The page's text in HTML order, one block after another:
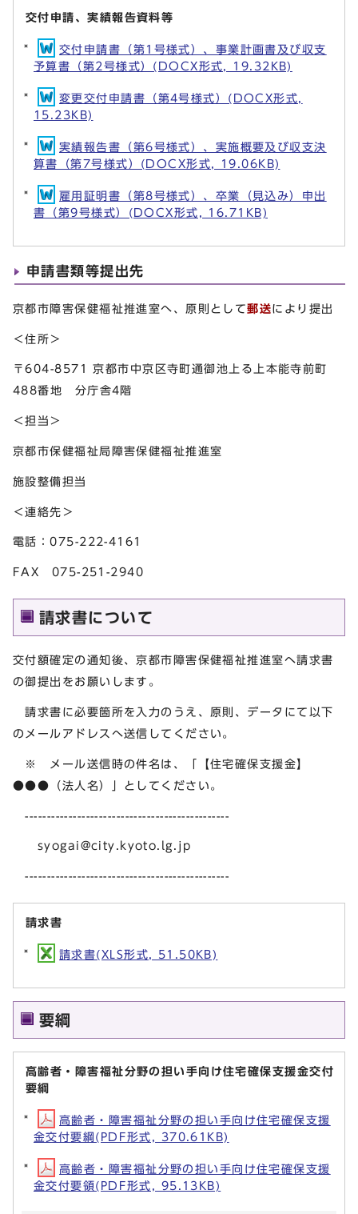
交付申請、実績報告資料等
交付申請書（第1号様式）、事業計画書及び収支
予算書（第2号様式）(DOCX形式, 19.32KB)
変更交付申請書（第4号様式）(DOCX形式,
15.23KB)
実績報告書（第6号様式）、実施概要及び収支決
算書（第7号様式）(DOCX形式, 19.06KB)
雇用証明書（第8号様式）、卒業（見込み）申出
書（第9号様式）(DOCX形式, 16.71KB)
申請書類等提出先
京都市障害保健福祉推進室へ、原則として郵送により提出
＜住所＞
〒604-8571 京都市中京区寺町通御池上る上本能寺前町
488番地 分庁舎4階
＜担当＞
京都市保健福祉局障害保健福祉推進室
施設整備担当
＜連絡先＞
電話：075-222-4161
FAX 075-251-2940
請求書について
交付額確定の通知後、京都市障害保健福祉推進室へ請求書
の御提出をお願いします。
請求書に必要箇所を入力のうえ、原則、データにて以下
のメールアドレスへ送信してください。
※ メール送信時の件名は、「【住宅確保支援金】
●●●（法人名）」としてください。
-----------------------------------------------
syogai@city.kyoto.lg.jp
-----------------------------------------------
請求書
請求書(XLS形式, 51.50KB)
要綱
高齢者・障害福祉分野の担い手向け住宅確保支援金交付
要綱
高齢者・障害福祉分野の担い手向け住宅確保支援
金交付要綱(PDF形式, 370.61KB)
高齢者・障害福祉分野の担い手向け住宅確保支援
金交付要領(PDF形式, 95.13KB)